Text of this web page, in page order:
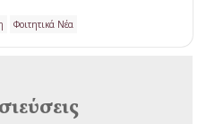
Φοιτητικά Νέα